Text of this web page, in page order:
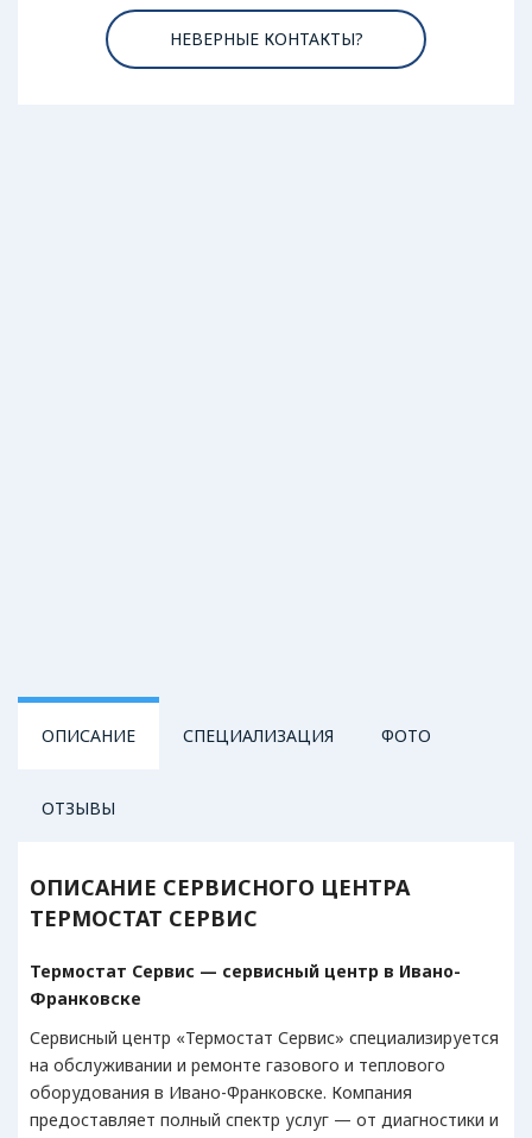
НЕВЕРНЫЕ КОНТАКТЫ?
ОПИСАНИЕ СПЕЦИАЛИЗАЦИЯ ФОТО
ОТЗЫВЫ
ОПИСАНИЕ СЕРВИСНОГО ЦЕНТРА
ТЕРМОСТАТ СЕРВИС
Термостат Сервис — сервисный центр в Ивано-
Франковске
Сервисный центр «Термостат Сервис» специализируется
на обслуживании и ремонте газового и теплового
оборудования в Ивано-Франковске. Компания
предоставляет полный спектр услуг — от диагностики и
БЫТОВАЯ ТЕХНИКА
Бойлеры
Колонки газовые
Конвекторы газовые
Конвекторы электрические
Котлы газовые
Котлы электрические